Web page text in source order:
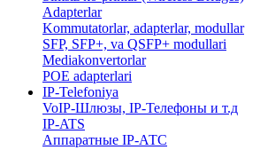
Adapterlar
Kommutatorlar, adapterlar, modullar
SFP, SFP+, va QSFP+ modullari
Mediakonvertorlar
POE adapterlari
IP-Telefoniya
VoIP-Шлюзы, IP-Телефоны и т.д
IP-ATS
Аппаратные IP-АТС